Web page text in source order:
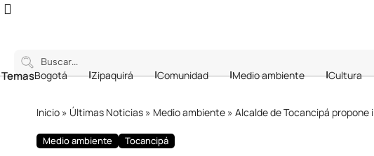
Bogotá Zipaquirá Comunidad Medio ambiente Cultura
Inicio » Últimas Noticias » Medio ambiente » Alcalde de Tocancipá propone
Medio ambiente Tocancipá